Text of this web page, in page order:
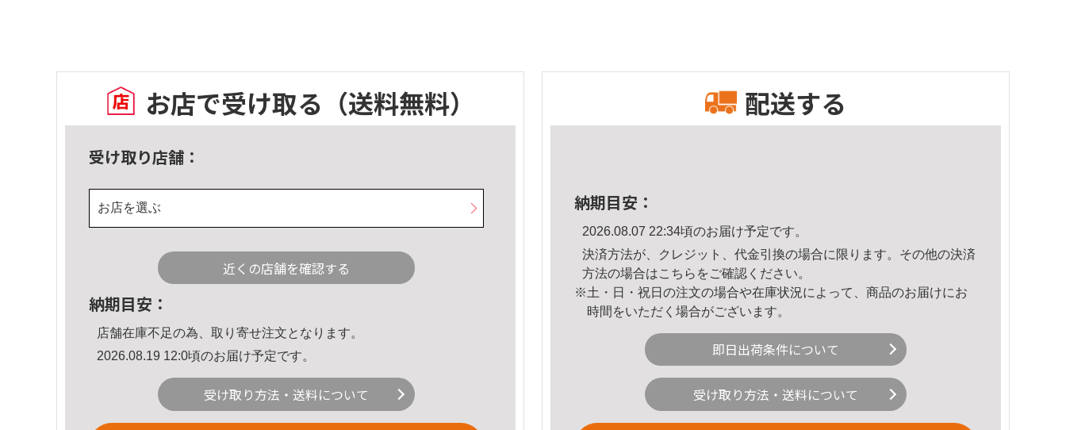
お店で受け取る （送料無料）
受け取り店舗：
お店を選ぶ
近くの店舗を確認する
納期目安：
店舗在庫不足の為、取り寄せ注文となります。
2026.08.19 12:0頃のお届け予定です。
受け取り方法・送料について
配送する
納期目安：
2026.08.07 22:34頃のお届け予定です。
決済方法が、クレジット、代金引換の場合に限ります。その他の決済
方法の場合はこちら をご確認ください。
※土・日・祝日の注文の場合や在庫状況によって、商品のお届けにお
時間をいただく場合がございます。
即日出荷条件について
受け取り方法・送料について